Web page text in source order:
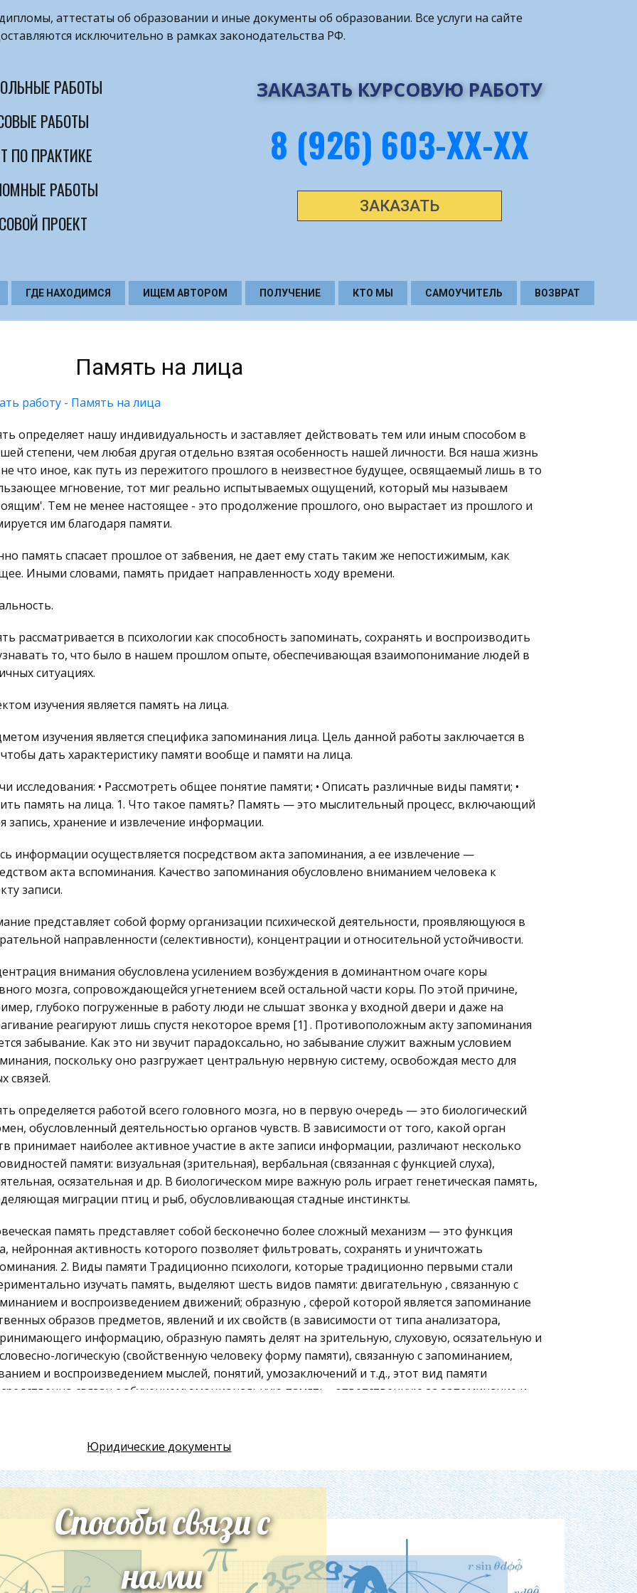
аттестаты об образовании и иные документы об образовании. Все услуги на сайте
исключительно в рамках законодательства РФ.
ЗАКАЗАТЬ КУРСОВУЮ РАБОТУ
8 (926) 603-ХХ-ХХ
ЗАКАЗАТЬ
РАБОТЫ
РАБОТЫ
ПО ПРАКТИКЕ
РАБОТЫ
ПРОЕКТ
ГДЕ НАХОДИМСЯ ИЩЕМ АВТОРОМ ПОЛУЧЕНИЕ КТО МЫ САМОУЧИТЕЛЬ ВОЗВРАТ
Память на лица
работу - Память на лица
определяет нашу индивидуальность и заставляет действовать тем или иным способом в
степени, чем любая другая отдельно взятая особенность нашей личности. Вся наша жизнь
не что иное, как путь из пережитого прошлого в неизвестное будущее, освящаемый лишь в то
мгновение, тот миг реально испытываемых ощущений, который мы называем
Тем не менее настоящее - это продолжение прошлого, оно вырастает из прошлого и
им благодаря памяти.
память спасает прошлое от забвения, не дает ему стать таким же непостижимым, как
Иными словами, память придает направленность ходу времени.
рассматривается в психологии как способность запоминать, сохранять и воспроизводить
то, что было в нашем прошлом опыте, обеспечивающая взаимопонимание людей в
ситуациях.
изучения является память на лица.
изучения является специфика запоминания лица. Цель данной работы заключается в
дать характеристику памяти вообще и памяти на лица.
исследования: • Рассмотреть общее понятие памяти; • Описать различные виды памяти; •
память на лица. 1. Что такое память? Память — это мыслительный процесс, включающий
запись, хранение и извлечение информации.
информации осуществляется посредством акта запоминания, а ее извлечение —
акта вспоминания. Качество запоминания обусловлено вниманием человека к
записи.
представляет собой форму организации психической деятельности, проявляющуюся в
направленности (селективности), концентрации и относительной устойчивости.
внимания обусловлена усилением возбуждения в доминантном очаге коры
мозга, сопровождающейся угнетением всей остальной части коры. По этой причине,
глубоко погруженные в работу люди не слышат звонка у входной двери и даже на
реагируют лишь спустя некоторое время [1] . Противоположным акту запоминания
забывание. Как это ни звучит парадоксально, но забывание служит важным условием
поскольку оно разгружает центральную нервную систему, освобождая место для
связей.
определяется работой всего головного мозга, но в первую очередь — это биологический
обусловленный деятельностью органов чувств. В зависимости от того, какой орган
принимает наиболее активное участие в акте записи информации, различают несколько
памяти: визуальная (зрительная), вербальная (связанная с функцией слуха),
осязательная и др. В биологическом мире важную роль играет генетическая память,
миграции птиц и рыб, обусловливающая стадные инстинкты.
память представляет собой бесконечно более сложный механизм — это функция
нейронная активность которого позволяет фильтровать, сохранять и уничтожать
2. Виды памяти Традиционно психологи, которые традиционно первыми стали
изучать память, выделяют шесть видов памяти: двигательную , связанную с
и воспроизведением движений; образную , сферой которой является запоминание
образов предметов, явлений и их свойств (в зависимости от типа анализатора,
информацию, образную память делят на зрительную, слуховую, осязательную и
словесно-логическую (свойственную человеку форму памяти), связанную с запоминанием,
и воспроизведением мыслей, понятий, умозаключений и т.д., этот вид памяти
связан с обучением; эмоциональную память , ответственную за запоминание и
либо цели запомнить это и воспроизвести.
(преднамеренная), осмысленная, продуманная с определенной целью и задачей
и воспроизвести материал, используя те или иные приемы. В зависимости от временной
человеческую память подразделяют на непосредственную, кратковременную,
скользящую.
(сенсорная) память — это память автоматическая, в которой одно впечатление
сменяется следующим. Примером такого процесса служит печатание на машинке: как
Юридические документы
Способы связи с
нами